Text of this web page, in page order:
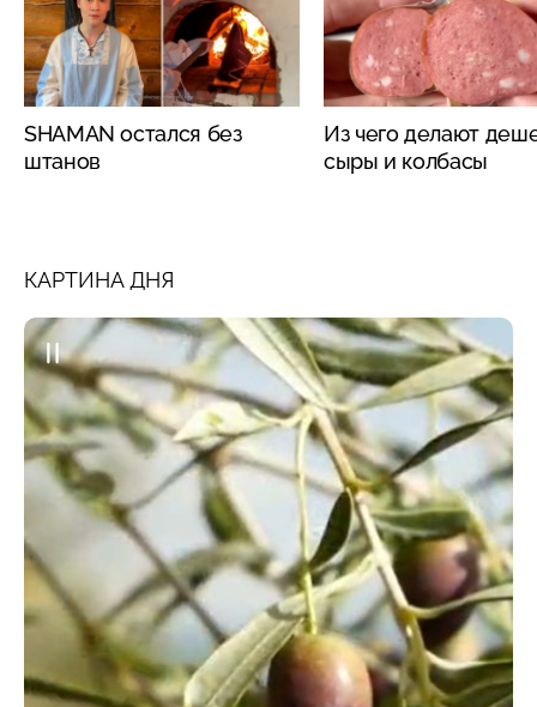
SHAMAN остался без
штанов
Из чего делают
сыры и колбасы
КАРТИНА ДНЯ